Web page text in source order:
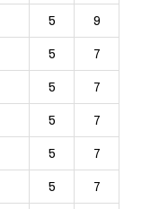
5
9
5
7
5
7
5
7
5
7
5
7